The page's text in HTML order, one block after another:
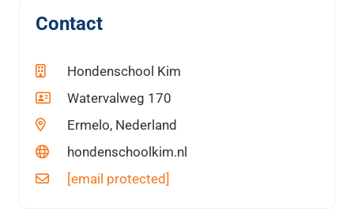
Contact
Hondenschool Kim
Watervalweg 170
Ermelo, Nederland
hondenschoolkim.nl
[email protected]